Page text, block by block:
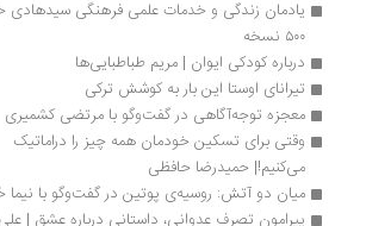
درباره کودکی ایوان | مریم طباطبایی‌ها
تیرانای اوستا این بار به کوشش ترکی
معجزه توجه‌آگاهی در گفت‌وگو با مرتضی کشمیری
وقتی برای تسکین خودمان همه چیز را دراماتیک
می‌کنیم!| حمیدرضا حافظی
میان دو آتش: روسیه‌ی پوتین در گفت‌وگو با نیما
پیرامون تصرف عدوانی، داستانی درباره عشق | علی